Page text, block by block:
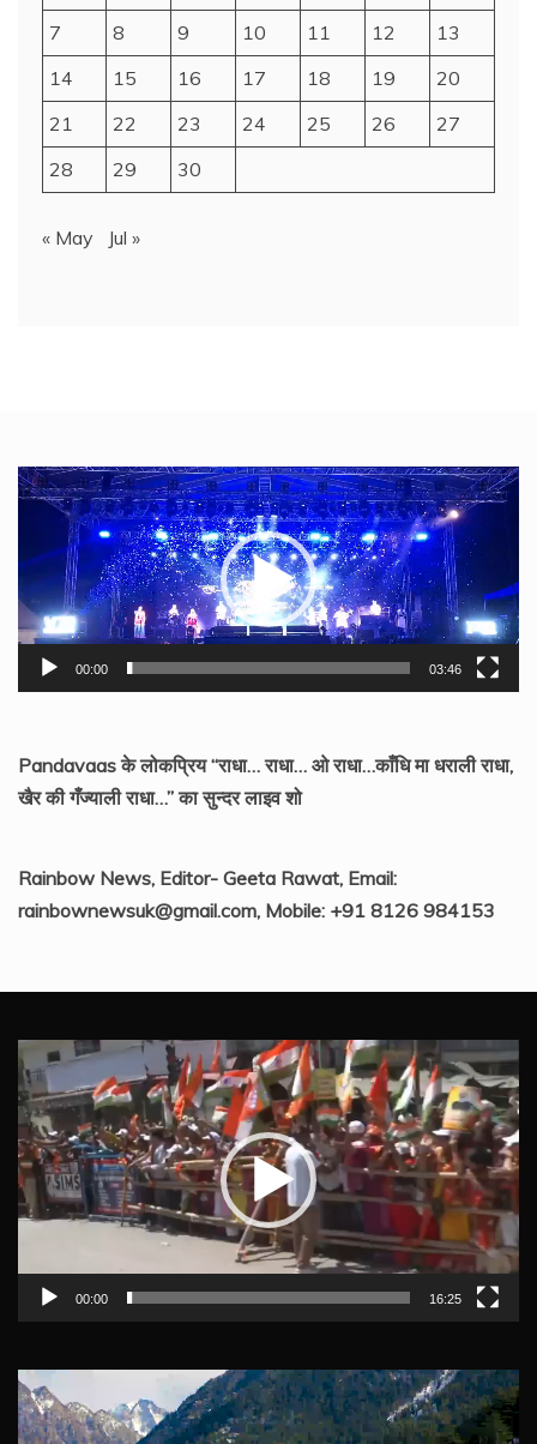
7
8 9 10 11 12
13
14
15 16 17 18 19
20
21
22 23 24 25 26
27
28
29 30
« May Jul »
Video
Player
00:00 03:46
Pandavaas के लोकप्रिय “राधा… राधा… ओ राधा…काँधि मा धराली राधा,
खैर की गँज्याली राधा…” का सुन्दर लाइव शो
Rainbow News, Editor- Geeta Rawat, Email:
rainbownewsuk@gmail.com, Mobile: +91 8126 984153
Video
Player
00:00 16:25
Video
Player